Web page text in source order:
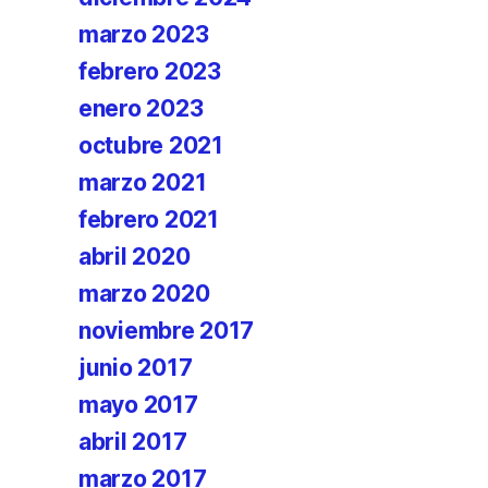
marzo 2023
febrero 2023
enero 2023
octubre 2021
marzo 2021
febrero 2021
abril 2020
marzo 2020
noviembre 2017
junio 2017
mayo 2017
abril 2017
marzo 2017